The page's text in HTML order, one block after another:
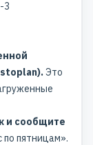
3
Это
и сообщите
пятницам».